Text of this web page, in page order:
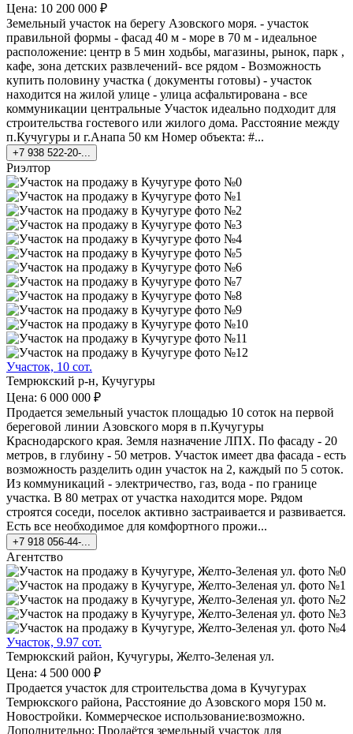
Цена: 10 200 000 ₽
Земельный участок на берегу Азовского моря. - участок
правильной формы - фасад 40 м - море в 70 м - идеальное
расположение: центр в 5 мин ходьбы, магазины, рынок, парк ,
кафе, зона детских развлечений- все рядом - Возможность
купить половину участка ( документы готовы) - участок
находится на жилой улице - улица асфальтирована - все
коммуникации центральные Участок идеально подходит для
строительства гостевого или жилого дома. Расстояние между
п.Кучугуры и г.Анапа 50 км Номер объекта: #...
+7 938 522-20-...
Риэлтор
Участок, 10 сот.
Темрюкский р-н, Кучугуры
Цена: 6 000 000 ₽
Продается земельный участок площадью 10 соток на первой
береговой линии Азовского моря в п.Кучугуры
Краснодарского края. Земля назначение ЛПХ. По фасаду - 20
метров, в глубину - 50 метров. Участок имеет два фасада - есть
возможность разделить один участок на 2, каждый по 5 соток.
Из коммуникаций - электричество, газ, вода - по границе
участка. В 80 метрах от участка находится море. Рядом
строятся соседи, поселок активно застраивается и развивается.
Есть все необходимое для комфортного прожи...
+7 918 056-44-...
Агентство
Участок, 9.97 сот.
Темрюкский район, Кучугуры, Желто-Зеленая ул.
Цена: 4 500 000 ₽
Продается участок для строительства дома в Кучугурах
Темрюкского района, Расстояние до Азовского моря 150 м.
Новостройки. Коммерческое использование:возможно.
Дополнительно: Продаётся земельный участок для